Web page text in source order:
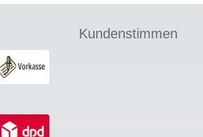
Kundenstimmen